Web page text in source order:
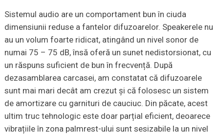
Sistemul audio are un comportament bun în ciuda
dimensiunii reduse a fantelor difuzoarelor. Speakerele nu
au un volum foarte ridicat, atingând un nivel sonor de
numai 75 – 75 dB, însă oferă un sunet nedistorsionat, cu
un răspuns suficient de bun în frecvență. După
dezasamblarea carcasei, am constatat că difuzoarele
sunt mai mari decât am crezut și că folosesc un sistem
de amortizare cu garnituri de cauciuc. Din păcate, acest
ultim truc tehnologic este doar parțial eficient, deoarece
vibrațiile în zona palmrest-ului sunt sesizabile la un nivel